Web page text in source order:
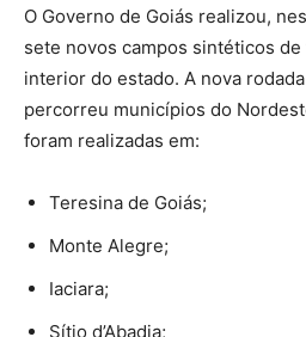
O Governo de Goiás realizou,
sete novos campos sintéticos
interior do estado. A nova
percorreu municípios do
foram realizadas em:
Teresina de Goiás;
Monte Alegre;
Iaciara;
Sítio d’Abadia;